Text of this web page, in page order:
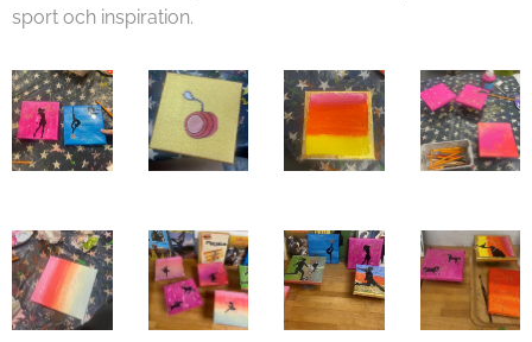
sport och inspiration.